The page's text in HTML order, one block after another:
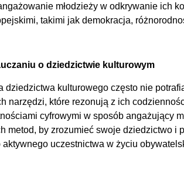
młodzieży w odkrywanie ich
takimi jak demokracja,
o dziedzictwie kulturowym
dziedzictwa kulturowego często nie
narzędzi, które rezonują z ich
cyfrowymi w sposób angażujący
metod, by zrozumieć swoje dziedzictwo i
uczestnictwa w życiu